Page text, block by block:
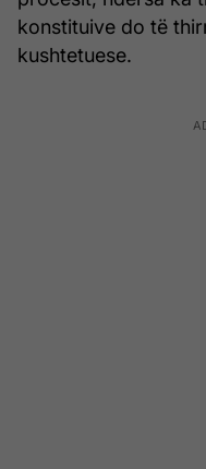
konstituive do të
kushtetuese.